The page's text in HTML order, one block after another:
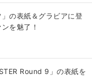
の表紙＆グラビアに登
を魅了！
Round 9」の表紙を